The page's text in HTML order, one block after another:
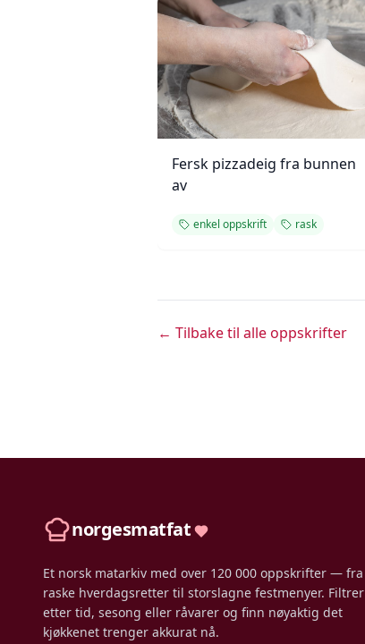
Fersk pizzadeig fra bunnen
av
enkel oppskrift rask
← Tilbake til alle oppskrifter
norgesmatfat
Et norsk matarkiv med over 120 000 oppskrifter — fra
raske hverdagsretter til storslagne festmenyer. Filtrer
etter tid, sesong eller råvarer og finn nøyaktig det
kjøkkenet trenger akkurat nå.